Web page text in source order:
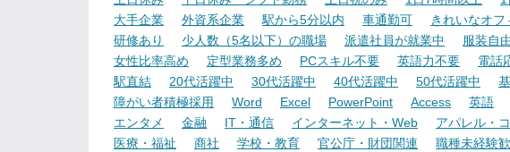
大手企業
外資系企業 駅から5分以内 車通勤可 きれいなオフ
研修あり
少人数（5名以下）の職場 派遣社員が就業中 服装自
女性比率高め
定型業務多め PCスキル不要 英語力不要 電話
駅直結
20代活躍中 30代活躍中 40代活躍中 50代活躍中
障がい者積極採用
Word Excel PowerPoint Access 英語
エンタメ
金融 IT・通信 インターネット・Web アパレル・
医療・福祉
商社 学校・教育 官公庁・財団関連 職種未経験